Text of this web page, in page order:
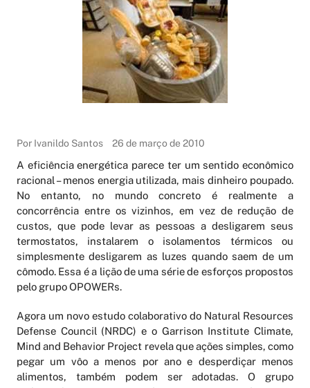
Por Ivanildo Santos 26 de março de 2010
A eficiência energética parece ter um sentido econômico
racional – menos energia utilizada, mais dinheiro poupado.
No entanto, no mundo concreto é realmente a
concorrência entre os vizinhos, em vez de redução de
custos, que pode levar as pessoas a desligarem seus
termostatos, instalarem o isolamentos térmicos ou
simplesmente desligarem as luzes quando saem de um
cômodo. Essa é a lição de uma série de esforços propostos
pelo grupo OPOWERs.
Agora um novo estudo colaborativo do Natural Resources
Defense Council (NRDC) e o Garrison Institute Climate,
Mind and Behavior Project revela que ações simples, como
pegar um vôo a menos por ano e desperdiçar menos
alimentos, também podem ser adotadas. O grupo